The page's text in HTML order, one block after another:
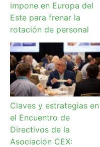
impone en Europa del
Este para frenar la
rotación de personal
Claves y estrategias en
el Encuentro de
Directivos de la
Asociación CEX: